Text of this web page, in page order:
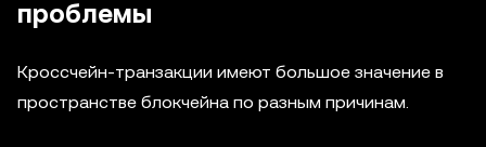
проблемы
Кроссчейн-транзакции имеют большое значение в
пространстве блокчейна по разным причинам.